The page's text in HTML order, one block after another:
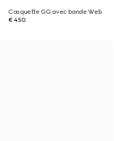
Casquette GG avec bande Web
€ 450